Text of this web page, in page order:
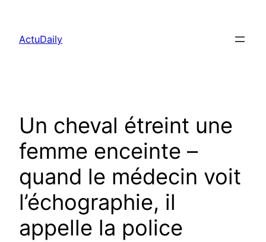
contenu
ActuDaily
Un cheval étreint une
femme enceinte –
quand le médecin voit
l’échographie, il
appelle la police